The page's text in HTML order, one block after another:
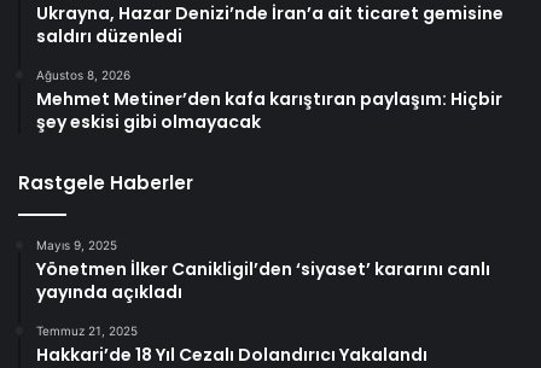
Ukrayna, Hazar Denizi’nde İran’a ait ticaret gemisine
saldırı düzenledi
Ağustos 8, 2026
Mehmet Metiner’den kafa karıştıran paylaşım: Hiçbir
şey eskisi gibi olmayacak
Rastgele Haberler
Mayıs 9, 2025
Yönetmen İlker Canikligil’den ‘siyaset’ kararını canlı
yayında açıkladı
Temmuz 21, 2025
Hakkari’de 18 Yıl Cezalı Dolandırıcı Yakalandı